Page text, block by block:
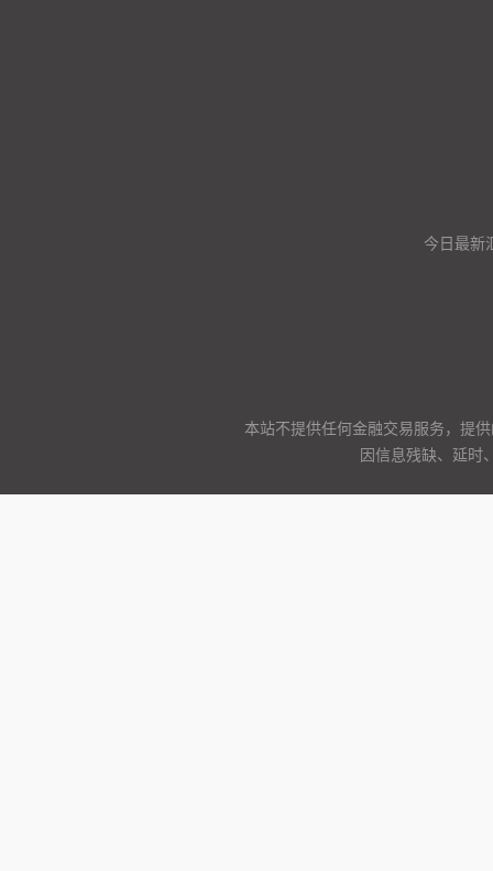
今日最新
本站不提供任何金融交易服务，提
因信息残缺、延时